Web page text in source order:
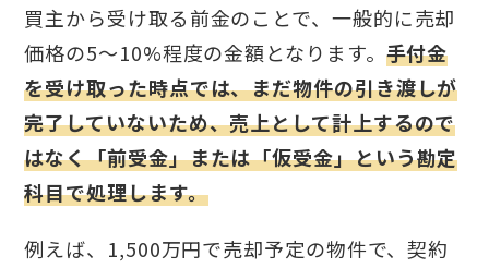
買主から受け取る前金のことで、一般的に売却
価格の5〜10%程度の金額となります。 手付金
を受け取った時点では、まだ物件の引き渡しが
完了していないため、売上として計上するので
はなく「前受金」または「仮受金」という勘定
科目で処理します。
例えば、1,500万円で売却予定の物件で、契約